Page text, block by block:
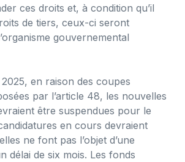
ces droits et, à condition qu’il
de tiers, ceux-ci seront
gouvernemental
en raison des coupes
par l’article 48, les nouvelles
être suspendues pour le
en cours devraient
ne font pas l’objet d’une
délai de six mois. Les fonds